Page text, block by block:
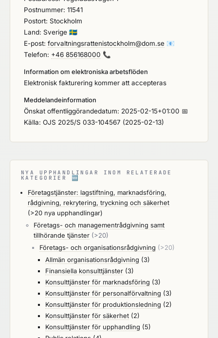
Postnummer: 11541
Postort: Stockholm
Land: Sverige 🇸🇪
E-post: forvaltningsrattenistockholm@dom.se 📧
Telefon: +46 856168000 📞
Information om elektroniska arbetsflöden
Elektronisk fakturering kommer att accepteras
Meddelandeinformation
Önskat offentliggörandedatum: 2025-02-15+01:00 📅
Källa: OJS 2025/S 033-104567 (2025-02-13)
NYA UPPHANDLINGAR INOM RELATERADE
KATEGORIER 🆕
Företagstjänster: lagstiftning, marknadsföring,
rådgivning, rekrytering, tryckning och säkerhet
(>20 nya upphandlingar)
Företags- och managementrådgivning samt
tillhörande tjänster (>20)
Företags- och organisationsrådgivning (>20)
Allmän organisationsrådgivning (3)
Finansiella konsulttjänster (3)
Konsulttjänster för marknadsföring (3)
Konsulttjänster för personalförvaltning (3)
Konsulttjänster för produktionsledning (2)
Konsulttjänster för säkerhet (2)
Konsulttjänster för upphandling (5)